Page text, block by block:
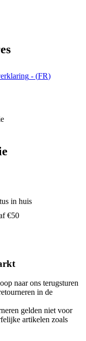
- (FR)
in huis
€50
naar ons terugsturen
in de
gelden niet voor
artikelen zoals